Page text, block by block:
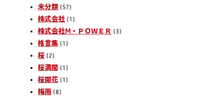
未分類 (57)
株式会社 (1)
株式会社Ⅿ・ＰＯＷＥＲ (3)
格言集 (1)
桜 (2)
桜満開 (1)
桜開花 (1)
梅雨 (8)